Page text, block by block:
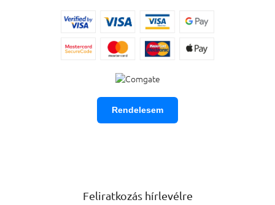
Rendelesem
Feliratkozás hírlevélre